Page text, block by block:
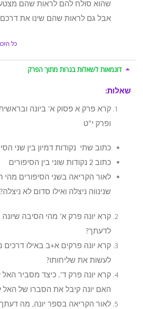
שהוא סולח להם לראות שהם
אבל גם לראות שהם שינו את
כל
דוגמאות לשאלות בגרות מתוך הפרק
שאלות:
קרא פרק א פסוק א’ ביונה
ופרק י”ט
כתוב שתי נקודות דמיון בין שני
כתוב 2 נקודות שוני בין הסיפורים
לאור הקריאה בשני הסיפורים
שנינווה ניצלה ואילו סדום לא ניצלה?
קרא יונה פרק א’ מהי הסיבה
לדעתך?
קרא יונה פרקים א+ב באילו
לעשות את שליחותו?
קרא יונה פרק ד’. כיצד מסביר האל
האם יונה קיבל את הסברו של האל
לאור הקריאה בספר יונה, מה